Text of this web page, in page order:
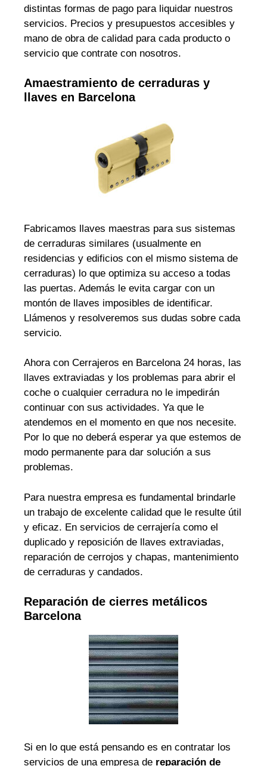
distintas formas de pago para liquidar nuestros
servicios. Precios y presupuestos accesibles y
mano de obra de calidad para cada producto o
servicio que contrate con nosotros.
Amaestramiento de cerraduras y
llaves en Barcelona
Fabricamos llaves maestras para sus sistemas
de cerraduras similares (usualmente en
residencias y edificios con el mismo sistema de
cerraduras) lo que optimiza su acceso a todas
las puertas. Además le evita cargar con un
montón de llaves imposibles de identificar.
Llámenos y resolveremos sus dudas sobre cada
servicio.
Ahora con Cerrajeros en Barcelona 24 horas, las
llaves extraviadas y los problemas para abrir el
coche o cualquier cerradura no le impedirán
continuar con sus actividades. Ya que le
atendemos en el momento en que nos necesite.
Por lo que no deberá esperar ya que estemos de
modo permanente para dar solución a sus
problemas.
Para nuestra empresa es fundamental brindarle
un trabajo de excelente calidad que le resulte útil
y eficaz. En servicios de cerrajería como el
duplicado y reposición de llaves extraviadas,
reparación de cerrojos y chapas, mantenimiento
de cerraduras y candados.
Reparación de cierres metálicos
Barcelona
Si en lo que está pensando es en contratar los
servicios de una empresa de reparación de